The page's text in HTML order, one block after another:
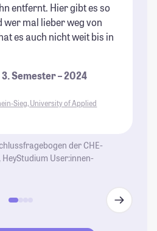
entfernt. Hier gibt es so
wer mal lieber weg von
es auch nicht weit bis in
Semester – 2024
Sieg, University of Applied
der CHE-
User:innen-